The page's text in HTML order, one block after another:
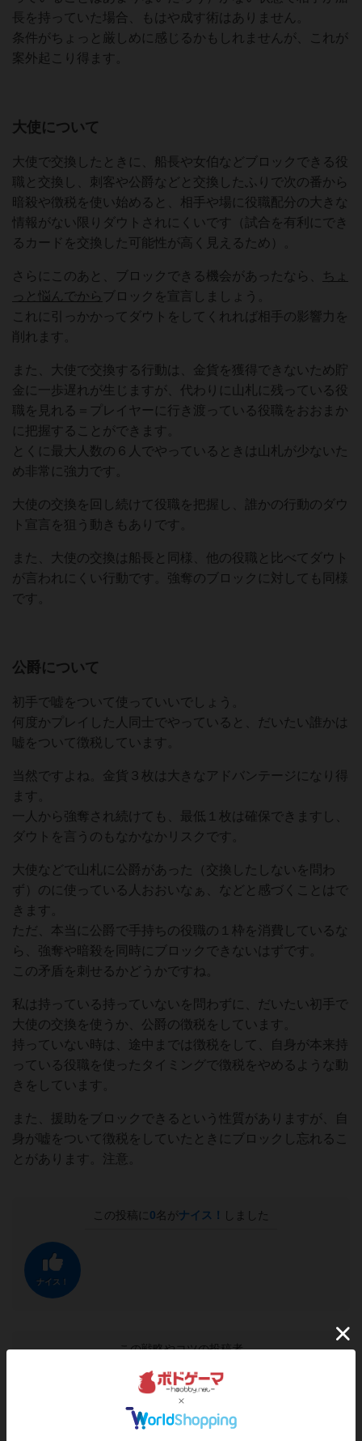
長を持っていた場合、もはや成す術はありません。
条件がちょっと厳しめに感じるかもしれませんが、これが
案外起こり得ます。
大使について
大使で交換したときに、船長や女伯などブロックできる役
職と交換し、刺客や公爵などと交換したふりで次の番から
暗殺や徴税を使い始めると、相手や場に役職配分の大きな
情報がない限りダウトされにくいです（試合を有利にでき
るカードを交換した可能性が高く見えるため）。
さらにこのあと、ブロックできる機会があったなら、
ちょ
っと悩んでから ブロックを宣言しましょう。
これに引っかかってダウトをしてくれれば相手の影響力を
削れます。
また、大使で交換する行動は、金貨を獲得できないため貯
金に一歩遅れが生じますが、代わりに山札に残っている役
職を見れる＝プレイヤーに行き渡っている役職をおおまか
に把握することができます。
とくに最大人数の６人でやっているときは山札が少ないた
め非常に強力です。
大使の交換を回し続けて役職を把握し、誰かの行動のダウ
ト宣言を狙う動きもありです。
また、大使の交換は船長と同様、他の役職と比べてダウト
が言われにくい行動です。強奪のブロックに対しても同様
です。
公爵について
初手で嘘をついて使っていいでしょう。
何度かプレイした人同士でやっていると、だいたい誰かは
嘘をついて徴税しています。
当然ですよね。金貨３枚は大きなアドバンテージになり得
ます。
一人から強奪され続けても、最低１枚は確保できますし、
ダウトを言うのもなかなかリスクです。
大使などで山札に公爵があった（交換したしないを問わ
ず）のに使っている人おおいなぁ、などと感づくことはで
きます。
ただ、本当に公爵で手持ちの役職の１枠を消費しているな
ら、強奪や暗殺を同時にブロックできないはずです。
この矛盾を刺せるかどうかですね。
私は持っている持っていないを問わずに、だいたい初手で
大使の交換を使うか、公爵の徴税をしています。
持っていない時は、途中までは徴税をして、自身が本来持
っている役職を使ったタイミングで徴税をやめるような動
きをしています。
また、援助をブロックできるという性質がありますが、自
身が嘘をついて徴税をしていたときにブロックし忘れるこ
とがあります。注意。
この投稿に 0名がナイス！ しました
ナイス！
この戦略やコツの投稿者
ライトなボードゲーム、持ち運びやすい小箱ゲーム
が好きです。